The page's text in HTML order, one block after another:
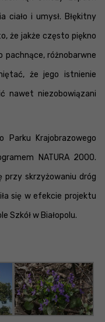
ciało i umysł. Błękitny
że jakże często piękno
pachnące, różnobarwne
że jego istnienie
nawet niezobowiązani
Parku Krajobrazowego
NATURA 2000.
skrzyżowaniu dróg
się w efekcie projektu
Szkół w Białopolu.